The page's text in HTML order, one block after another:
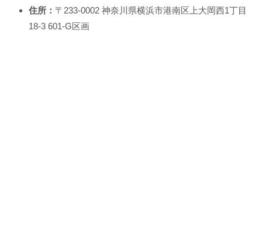
住所： 〒233-0002 神奈川県横浜市港南区上大岡西1丁目
18-3 601-G区画